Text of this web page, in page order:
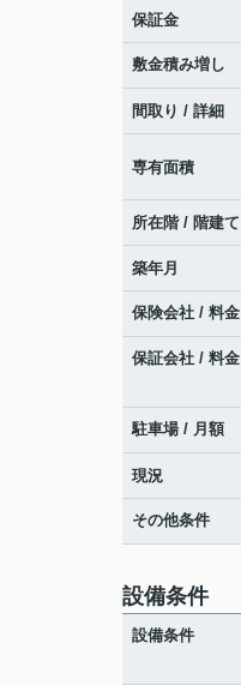
保証金
敷金積み増し
間取り / 詳細
専有面積
所在階 / 階建て
築年月
保険会社 / 料金
保証会社 / 料金
駐車場 / 月額
現況
その他条件
設備条件
設備条件